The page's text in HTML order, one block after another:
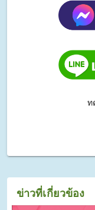
ท
ข่าวที่เกี่ยวข้อง